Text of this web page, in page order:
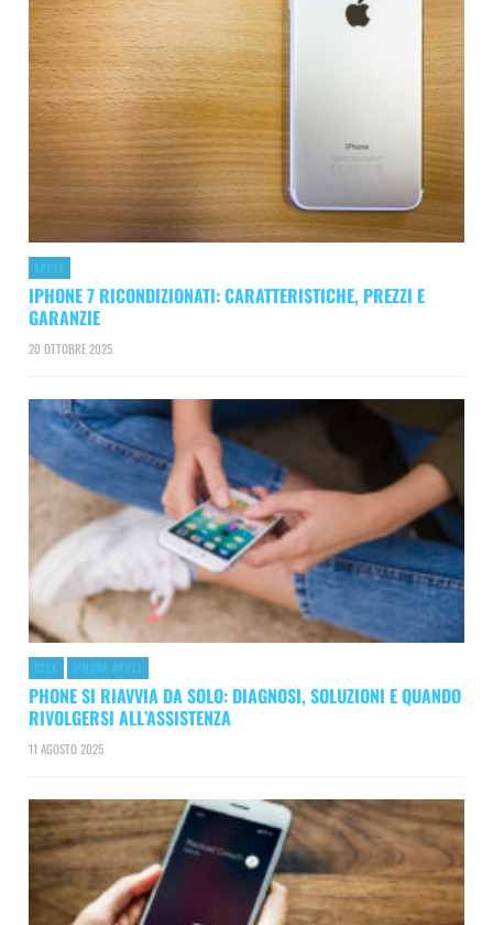
APPLE
IPHONE 7 RICONDIZIONATI: CARATTERISTICHE, PREZZI E
GARANZIE
20 OTTOBRE 2025
GEEK IPHONE APPLE
PHONE SI RIAVVIA DA SOLO: DIAGNOSI, SOLUZIONI E QUANDO
RIVOLGERSI ALL’ASSISTENZA
11 AGOSTO 2025